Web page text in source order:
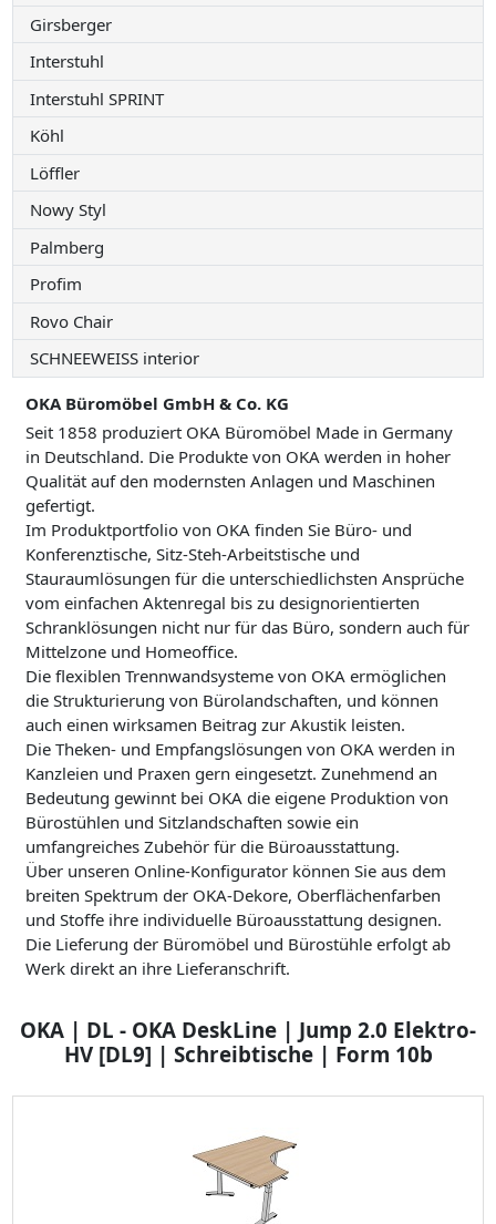
Girsberger
Interstuhl
Interstuhl SPRINT
Köhl
Löffler
Nowy Styl
Palmberg
Profim
Rovo Chair
SCHNEEWEISS interior
OKA Büromöbel GmbH & Co. KG
Seit 1858 produziert OKA Büromöbel Made in Germany
in Deutschland. Die Produkte von OKA werden in hoher
Qualität auf den modernsten Anlagen und Maschinen
gefertigt.
Im Produktportfolio von OKA finden Sie Büro- und
Konferenztische, Sitz-Steh-Arbeitstische und
Stauraumlösungen für die unterschiedlichsten Ansprüche
vom einfachen Aktenregal bis zu designorientierten
Schranklösungen nicht nur für das Büro, sondern auch für
Mittelzone und Homeoffice.
Die flexiblen Trennwandsysteme von OKA ermöglichen
die Strukturierung von Bürolandschaften, und können
auch einen wirksamen Beitrag zur Akustik leisten.
Die Theken- und Empfangslösungen von OKA werden in
Kanzleien und Praxen gern eingesetzt. Zunehmend an
Bedeutung gewinnt bei OKA die eigene Produktion von
Bürostühlen und Sitzlandschaften sowie ein
umfangreiches Zubehör für die Büroausstattung.
Über unseren Online-Konfigurator können Sie aus dem
breiten Spektrum der OKA-Dekore, Oberflächenfarben
und Stoffe ihre individuelle Büroausstattung designen.
Die Lieferung der Büromöbel und Bürostühle erfolgt ab
Werk direkt an ihre Lieferanschrift.
OKA | DL - OKA DeskLine | Jump 2.0 Elektro-
HV [DL9] | Schreibtische | Form 10b